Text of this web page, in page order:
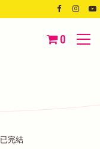
0
已完結